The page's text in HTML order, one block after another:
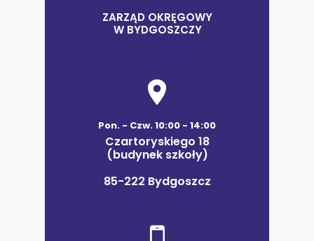
ZARZĄD OKRĘGOWY
W BYDGOSZCZY
Pon. - Czw. 10:00 - 14:00
Czartoryskiego 18
(budynek szkoły)
85-222 Bydgoszcz